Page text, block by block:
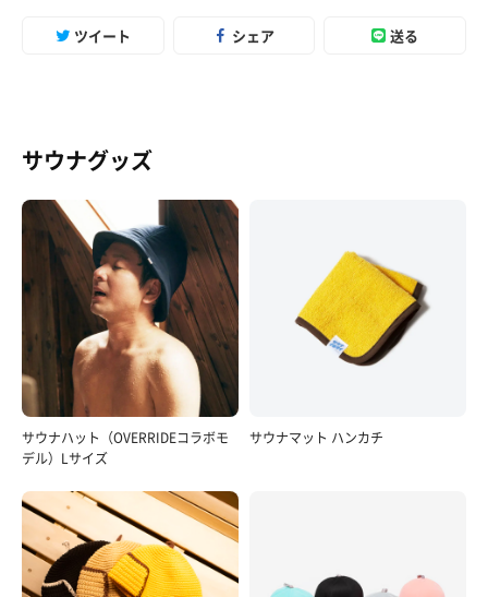
ツイート シェア 送る
サウナグッズ
サウナハット（OVERRIDEコラボモ
デル）Lサイズ
サウナマット ハンカチ